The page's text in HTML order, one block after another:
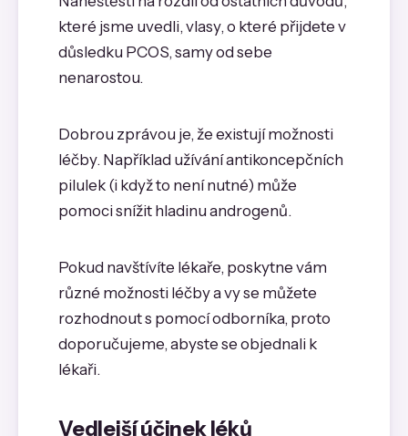
které jsme uvedli, vlasy, o které přijdete v
důsledku PCOS, samy od sebe
nenarostou.
Dobrou zprávou je, že existují možnosti
léčby. Například užívání antikoncepčních
pilulek (i když to není nutné) může
pomoci snížit hladinu androgenů.
Pokud navštívíte lékaře, poskytne vám
různé možnosti léčby a vy se můžete
rozhodnout s pomocí odborníka, proto
doporučujeme, abyste se objednali k
lékaři.
Vedlejší účinek léků